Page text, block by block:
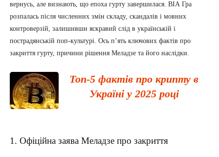
вернусь, але визнають, що епоха гурту завершилася. ВІА Гра
розпалась після численних змін складу, скандалів і мовних
контроверзій, залишивши яскравий слід в українській і
пострадянській поп-культурі. Ось п’ять ключових фактів про
закриття гурту, причини рішення Меладзе та його наслідки.
Топ-5 фактів про крипту в
Україні у 2025 році
1. Офіційна заява Меладзе про закриття